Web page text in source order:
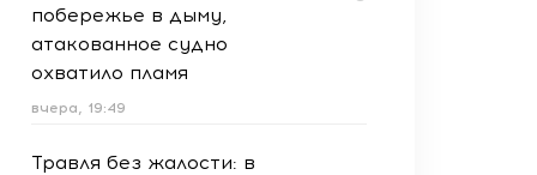
побережье в дыму,
атакованное судно
охватило пламя
вчера, 19:49
Травля без жалости: в